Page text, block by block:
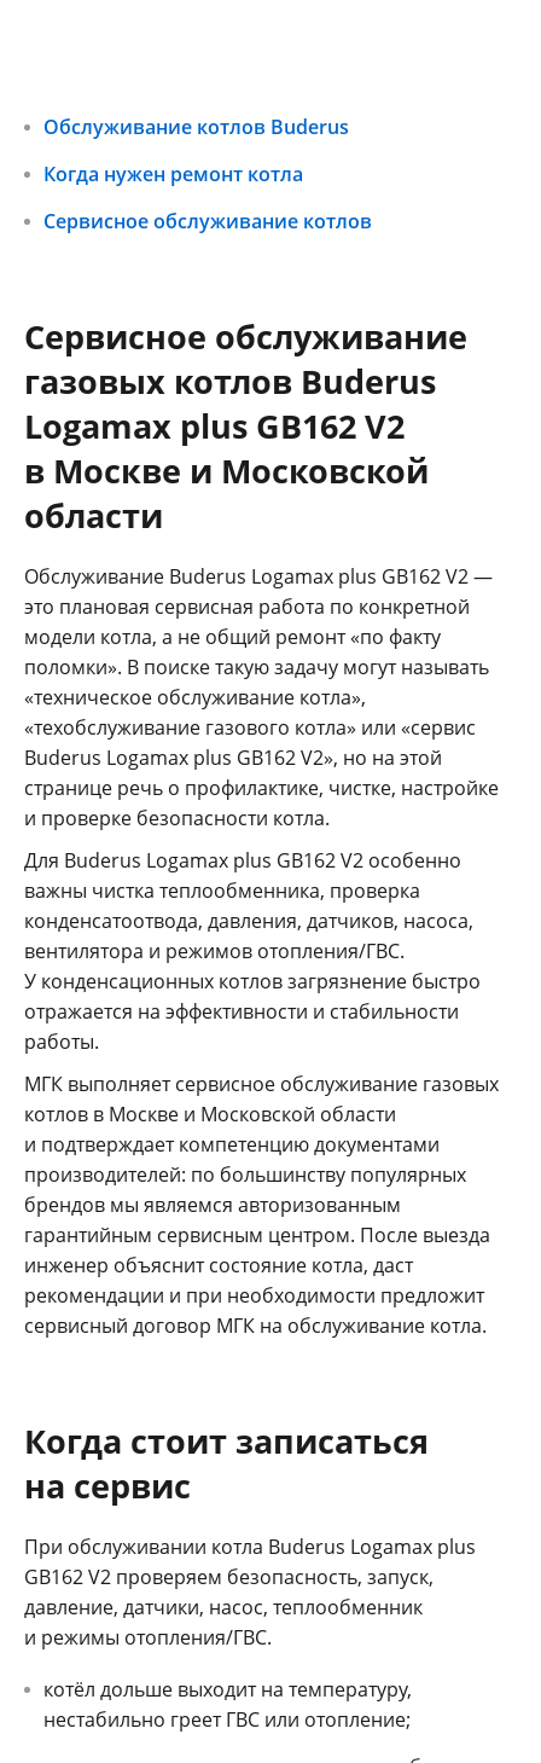
Обслуживание котлов Buderus
Когда нужен ремонт котла
Сервисное обслуживание котлов
Сервисное обслуживание
газовых котлов Buderus
Logamax plus GB162 V2
в Москве и Московской
области
Обслуживание Buderus Logamax plus GB162 V2 —
это плановая сервисная работа по конкретной
модели котла, а не общий ремонт «по факту
поломки». В поиске такую задачу могут называть
«техническое обслуживание котла»,
«техобслуживание газового котла» или «сервис
Buderus Logamax plus GB162 V2», но на этой
странице речь о профилактике, чистке, настройке
и проверке безопасности котла.
Для Buderus Logamax plus GB162 V2 особенно
важны чистка теплообменника, проверка
конденсатоотвода, давления, датчиков, насоса,
вентилятора и режимов отопления/ГВС.
У конденсационных котлов загрязнение быстро
отражается на эффективности и стабильности
работы.
МГК выполняет сервисное обслуживание газовых
котлов в Москве и Московской области
и подтверждает компетенцию документами
производителей: по большинству популярных
брендов мы являемся авторизованным
гарантийным сервисным центром. После выезда
инженер объяснит состояние котла, даст
рекомендации и при необходимости предложит
сервисный договор МГК на обслуживание котла.
Когда стоит записаться
на сервис
При обслуживании котла Buderus Logamax plus
GB162 V2 проверяем безопасность, запуск,
давление, датчики, насос, теплообменник
и режимы отопления/ГВС.
котёл дольше выходит на температуру,
нестабильно греет ГВС или отопление;